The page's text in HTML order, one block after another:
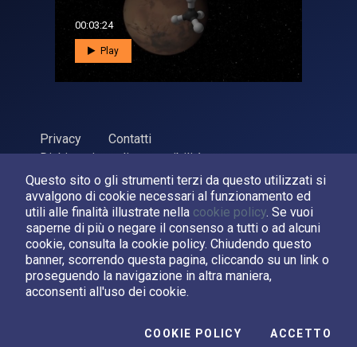
Questo sito o gli strumenti terzi da questo utilizzati si
avvalgono di cookie necessari al funzionamento ed
utili alle finalità illustrate nella cookie policy. Se vuoi
saperne di più o negare il consenso a tutti o ad alcuni
cookie, consulta la cookie policy. Chiudendo questo
banner, scorrendo questa pagina, cliccando su un link o
proseguendo la navigazione in altra maniera,
acconsenti all'uso dei cookie.
COOKIE POLICY ACCETTO
00:03:24
Play
Privacy
Contatti
Dichiarazione di accessibilità
ASI Agenzia Spaziale Italiana, 2026. P.Iva 03638121008
Sviluppato daLPM
Seguici su:
Asi su Facebook
Asi su XCanale Asi su YouTube